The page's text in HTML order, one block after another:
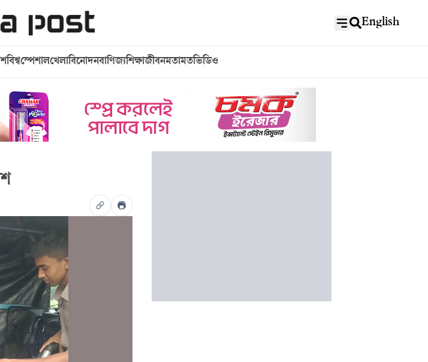
English
বিশ্বস্পেশালখেলাবিনোদনবাণিজ্যশিক্ষাজীবনমতামতভিডিও